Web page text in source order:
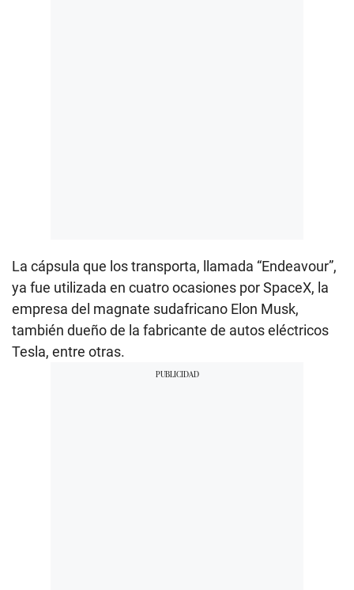
La cápsula que los transporta, llamada “Endeavour”,
ya fue utilizada en cuatro ocasiones por SpaceX, la
empresa del magnate sudafricano Elon Musk,
también dueño de la fabricante de autos eléctricos
Tesla, entre otras.